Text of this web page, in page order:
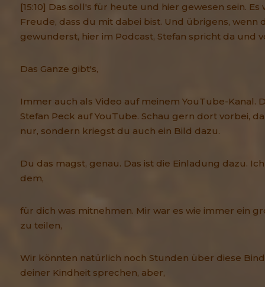
[15:10] Das soll's für heute und hier gewesen sein.
Freude, dass du mit dabei bist. Und übrigens, wenn
gewunderst, hier im Podcast, Stefan spricht da und
Das Ganze gibt's,
Immer auch als Video auf meinem YouTube-Kanal.
Stefan Peck auf YouTube. Schau gern dort vorbei,
nur, sondern kriegst du auch ein Bild dazu.
Du das magst, genau. Das ist die Einladung dazu.
dem,
für dich was mitnehmen. Mir war es wie immer ein
zu teilen,
Wir könnten natürlich noch Stunden über diese
deiner Kindheit sprechen, aber,